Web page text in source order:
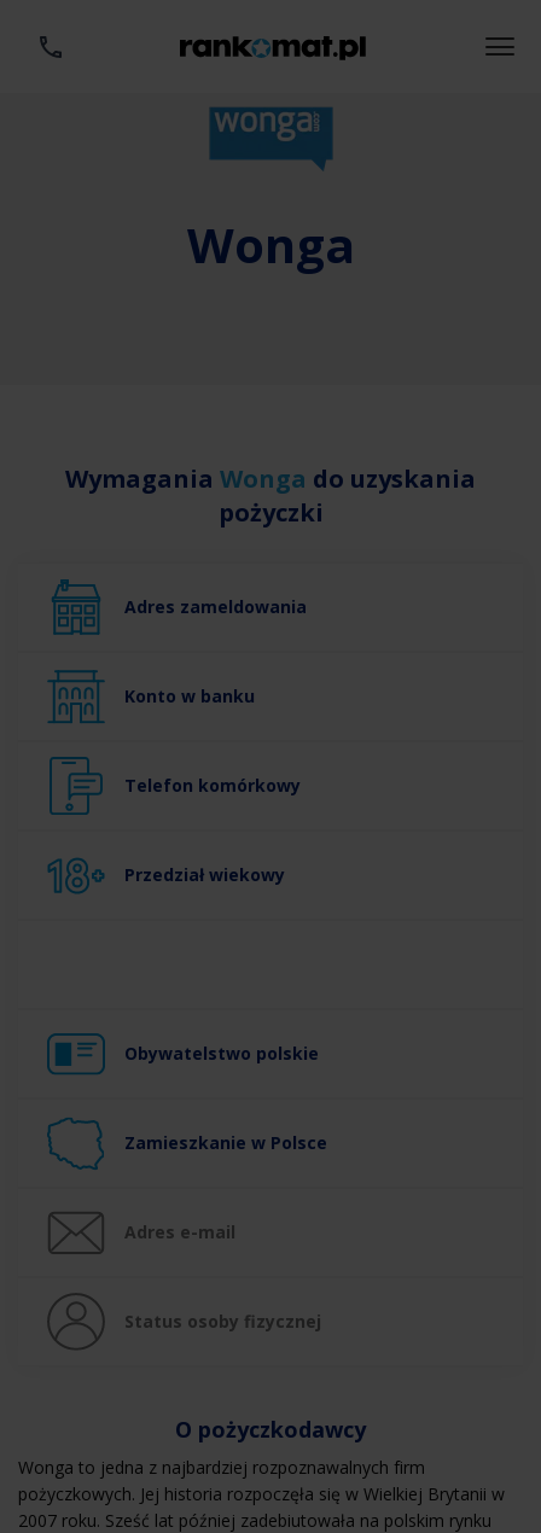
Wonga
Wymagania Wonga do uzyskania
pożyczki
Adres zameldowania
Konto w banku
Telefon komórkowy
Przedział wiekowy
Obywatelstwo polskie
Zamieszkanie w Polsce
Adres e-mail
Status osoby fizycznej
O pożyczkodawcy
Wonga to jedna z najbardziej rozpoznawalnych firm
pożyczkowych. Jej historia rozpoczęła się w Wielkiej Brytanii w
2007 roku. Sześć lat później zadebiutowała na polskim rynku